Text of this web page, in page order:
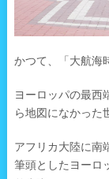
かつて、「大航海
ヨーロッパの最西
ら地図になかった
アフリカ大陸に南
筆頭としたヨーロ